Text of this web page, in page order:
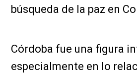
búsqueda de la paz en
Córdoba fue una figura
especialmente en lo